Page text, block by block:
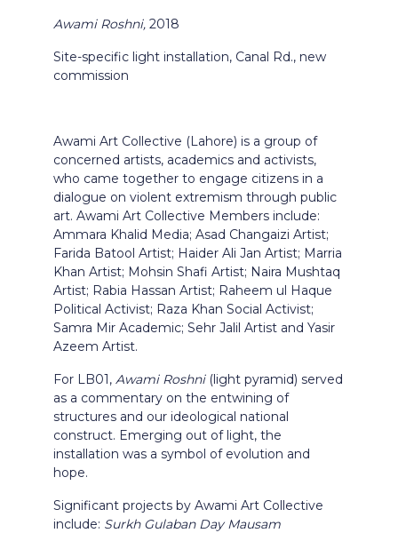
Awami Roshni, 2018
Site-specific light installation, Canal Rd., new
commission
Awami Art Collective (Lahore) is a group of
concerned artists, academics and activists,
who came together to engage citizens in a
dialogue on violent extremism through public
art. Awami Art Collective Members include:
Ammara Khalid Media; Asad Changaizi Artist;
Farida Batool Artist; Haider Ali Jan Artist; Marria
Khan Artist; Mohsin Shafi Artist; Naira Mushtaq
Artist; Rabia Hassan Artist; Raheem ul Haque
Political Activist; Raza Khan Social Activist;
Samra Mir Academic; Sehr Jalil Artist and Yasir
Azeem Artist.
For LB01, Awami Roshni(light pyramid) served
as a commentary on the entwining of
structures and our ideological national
construct. Emerging out of light, the
installation was a symbol of evolution and
hope.
Significant projects by Awami Art Collective
include: Surkh Gulaban Day Mausam